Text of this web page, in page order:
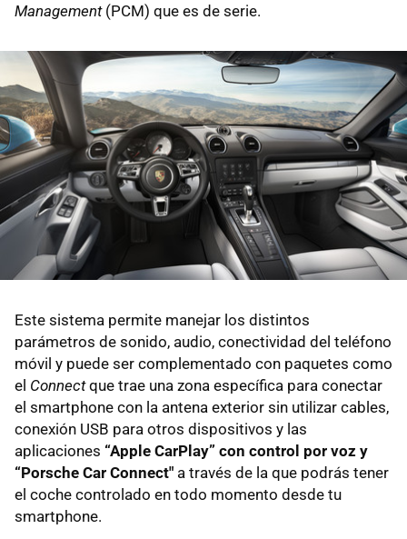
Management(PCM) que es de serie.
Este sistema permite manejar los distintos
parámetros de sonido, audio, conectividad del teléfono
móvil y puede ser complementado con paquetes como
el Connectque trae una zona específica para conectar
el smartphone con la antena exterior sin utilizar cables,
conexión USB para otros dispositivos y las
aplicaciones “Apple CarPlay” con control por voz y
“Porsche Car Connect" a través de la que podrás tener
el coche controlado en todo momento desde tu
smartphone.